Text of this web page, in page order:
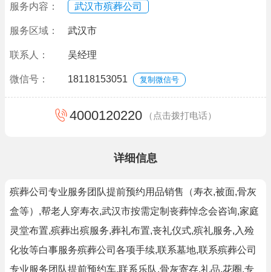
服务内容： 武汉市殡葬公司
服务区域： 武汉市
联系人： 吴经理
微信号： 18118153051 复制微信号
4000120220 （点击拨打电话）
详细信息
殡葬公司专业服务团队提前预约用品销售（寿衣,被面,骨灰
盒等）,帮老人穿寿衣,武汉市按需定制丧葬悼念会咨询,家庭
灵堂布置,殡葬出殡服务,葬礼布置,丧礼仪式,殡礼服务,入殓
化妆等白事服务殡葬公司各项手续,联系墓地,联系殡葬公司
专业服务团队提前预约车,联系乐队,骨灰寄存,礼品,花圈,专